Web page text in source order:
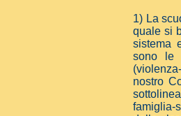
1) La
quale si
sistema
sono le
nostro
famiglia-